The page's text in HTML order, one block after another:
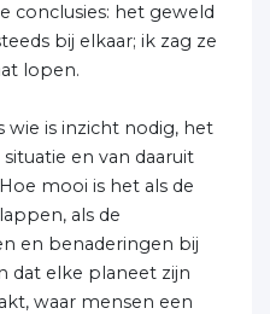
conclusies: het geweld
bij elkaar; ik zag ze
lopen.
wie is inzicht nodig, het
en van daaruit
mooi is het als de
als de
en benaderingen bij
dat elke planeet zijn
waar mensen een